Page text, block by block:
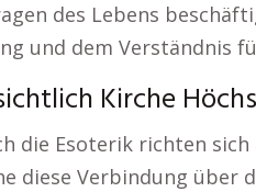
des Lebens
und dem Verständnis
Kirche
die Esoterik richten
diese Verbindung